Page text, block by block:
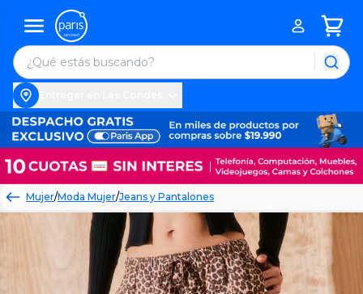
Mujer/Moda Mujer/Jeans y Pantalones